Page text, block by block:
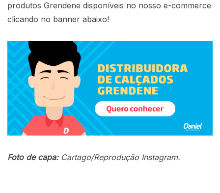
produtos Grendene disponíveis no nosso e-commerce
clicando no banner abaixo!
Foto de capa: Cartago/Reprodução Instagram.